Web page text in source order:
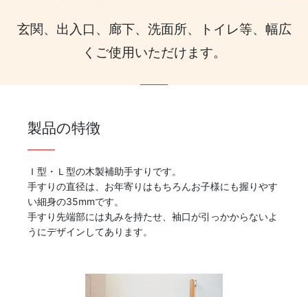
玄関、出入口、廊下、洗面所、トイレ等、幅広
くご使用いただけます。
製品の特徴
Ｉ型・Ｌ型の木製補助手すりです。
手すりの直径は、お年寄りはもちろんお子様にも握りやす
い細身の35mmです。
手すり先端部には丸みを持たせ、袖口が引っかからないよ
うにデザインしてあります。